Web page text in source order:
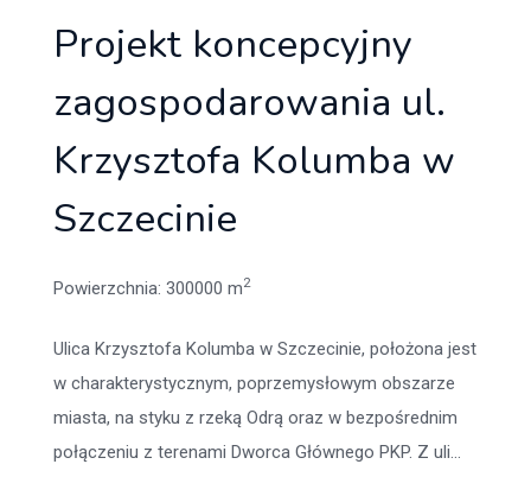
Projekt koncepcyjny
zagospodarowania ul.
Krzysztofa Kolumba w
Szczecinie
Powierzchnia: 300000 m2
Ulica Krzysztofa Kolumba w Szczecinie, położona jest
w charakterystycznym, poprzemysłowym obszarze
miasta, na styku z rzeką Odrą oraz w bezpośrednim
połączeniu z terenami Dworca Głównego PKP. Z uli...